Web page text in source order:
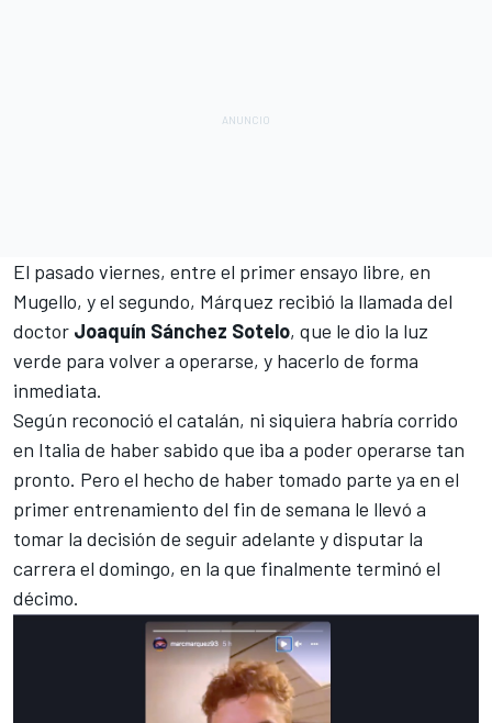
El pasado viernes, entre el primer ensayo libre, en
Mugello, y el segundo, Márquez recibió la llamada del
doctor Joaquín Sánchez Sotelo, que le dio la luz
verde para volver a operarse, y hacerlo de forma
inmediata.
Según reconoció el catalán, ni siquiera habría corrido
en Italia de haber sabido que iba a poder operarse tan
pronto. Pero el hecho de haber tomado parte ya en el
primer entrenamiento del fin de semana le llevó a
tomar la decisión de seguir adelante y disputar la
carrera el domingo, en la que finalmente terminó el
décimo.